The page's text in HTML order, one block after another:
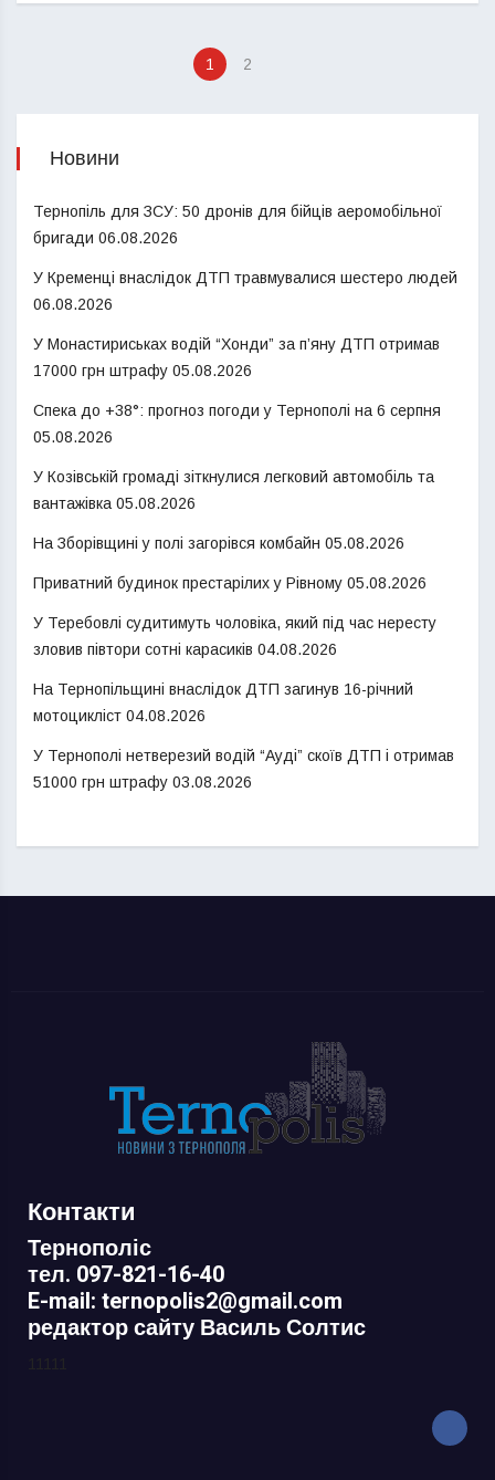
1 2
Новини
Тернопіль для ЗСУ: 50 дронів для бійців аеромобільної
бригади 06.08.2026
У Кременці внаслідок ДТП травмувалися шестеро людей
06.08.2026
У Монастириськах водій “Хонди” за п’яну ДТП отримав
17000 грн штрафу 05.08.2026
Спека до +38°: прогноз погоди у Тернополі на 6 серпня
05.08.2026
У Козівській громаді зіткнулися легковий автомобіль та
вантажівка 05.08.2026
На Зборівщині у полі загорівся комбайн 05.08.2026
Приватний будинок престарілих у Рівному 05.08.2026
У Теребовлі судитимуть чоловіка, який під час нересту
зловив півтори сотні карасиків 04.08.2026
На Тернопільщині внаслідок ДТП загинув 16-річний
мотоцикліст 04.08.2026
У Тернополі нетверезий водій “Ауді” скоїв ДТП і отримав
51000 грн штрафу 03.08.2026
Контакти
Тернополіс
тел. 097-821-16-40
E-mail: ternopolis2@gmail.com
редактор сайту Василь Солтис